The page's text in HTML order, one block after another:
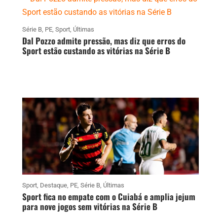
Série B, PE, Sport, Últimas
Dal Pozzo admite pressão, mas diz que erros do
Sport estão custando as vitórias na Série B
Sport, Destaque, PE, Série B, Últimas
Sport fica no empate com o Cuiabá e amplia jejum
para nove jogos sem vitórias na Série B